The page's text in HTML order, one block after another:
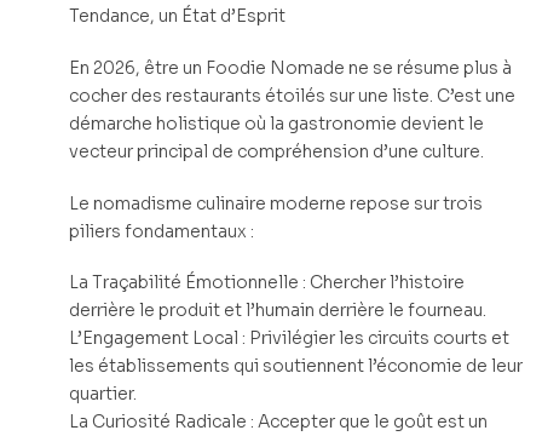
Tendance, un État d’Esprit
En 2026, être un Foodie Nomade ne se résume plus à
cocher des restaurants étoilés sur une liste. C’est une
démarche holistique où la gastronomie devient le
vecteur principal de compréhension d’une culture.
Le nomadisme culinaire moderne repose sur trois
piliers fondamentaux :
La Traçabilité Émotionnelle : Chercher l’histoire
derrière le produit et l’humain derrière le fourneau.
L’Engagement Local : Privilégier les circuits courts et
les établissements qui soutiennent l’économie de leur
quartier.
La Curiosité Radicale : Accepter que le goût est un